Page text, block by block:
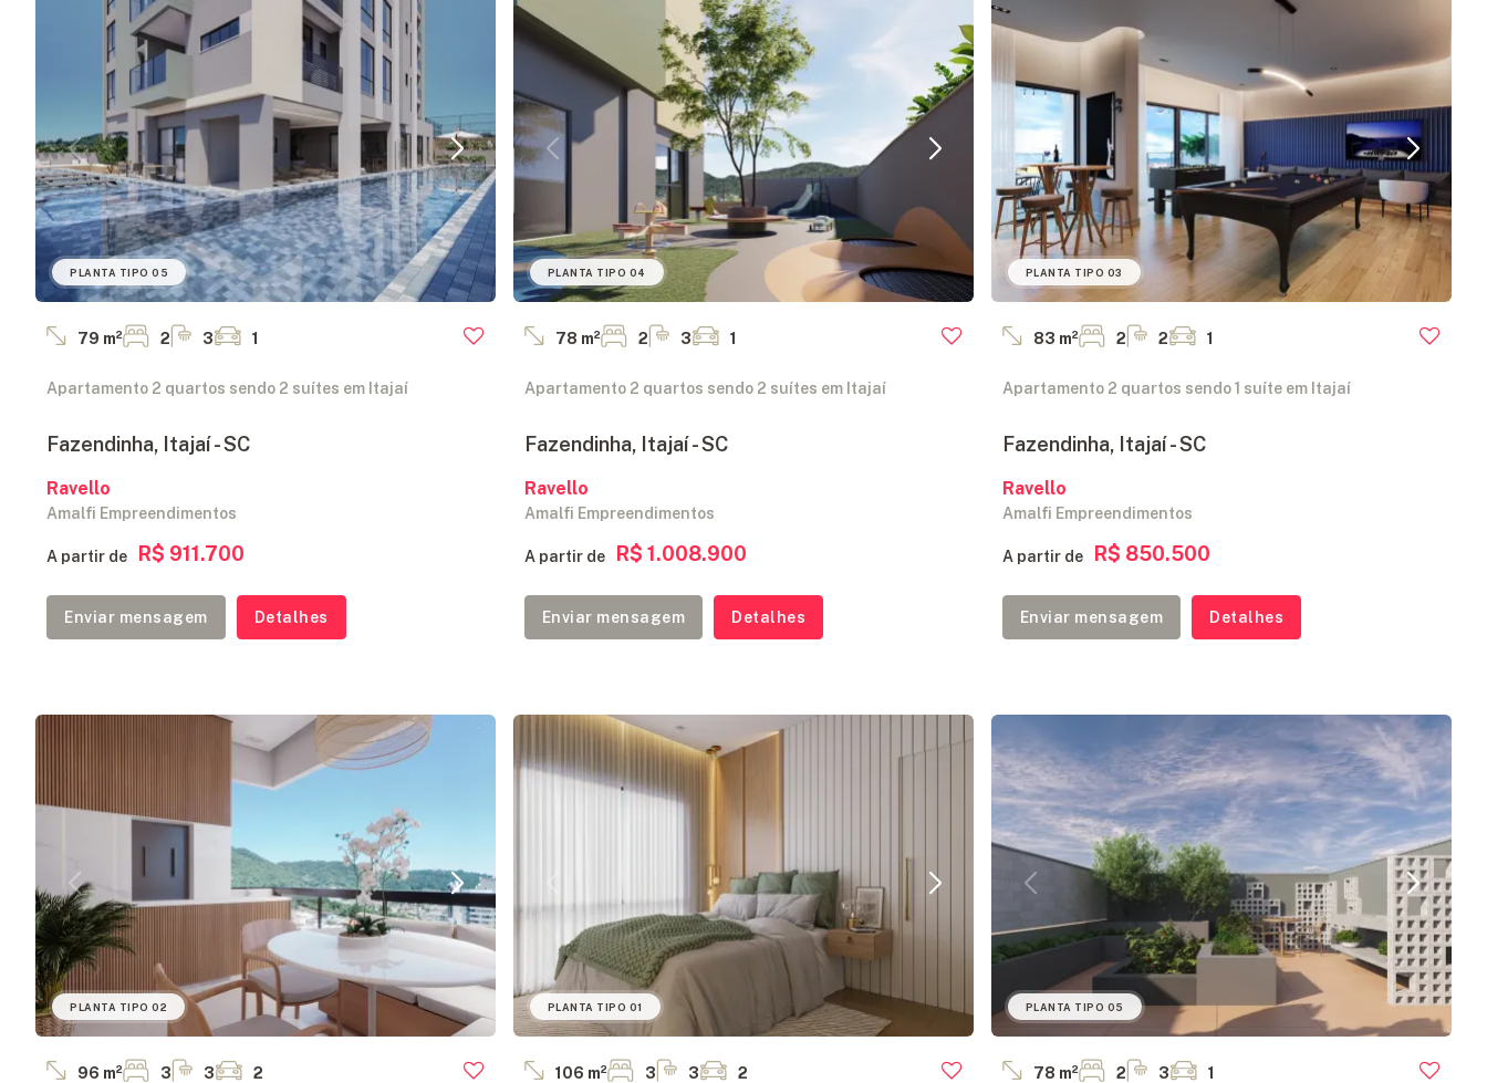
PLANTA TIPO 05
79 m² 2 3 1
Apartamento 2 quartos sendo 2 suítes em Itajaí
Fazendinha, Itajaí - SC
Ravello
Amalfi Empreendimentos
A partir de R$ 911.700
Enviar mensagem Detalhes
PLANTA TIPO 04
78 m² 2 3 1
Apartamento 2 quartos sendo 2 suítes em Itajaí
Fazendinha, Itajaí - SC
Ravello
Amalfi Empreendimentos
A partir de R$ 1.008.900
Enviar mensagem Detalhes
PLANTA TIPO 03
83 m² 2 2 1
Apartamento 2 quartos sendo 1 suíte em Itajaí
Fazendinha, Itajaí - SC
Ravello
Amalfi Empreendimentos
A partir de R$ 850.500
Enviar mensagem Detalhes
PLANTA TIPO 02
96 m² 3 3 2
PLANTA TIPO 01
106 m² 3 3 2
PLANTA TIPO 05
78 m² 2 3 1